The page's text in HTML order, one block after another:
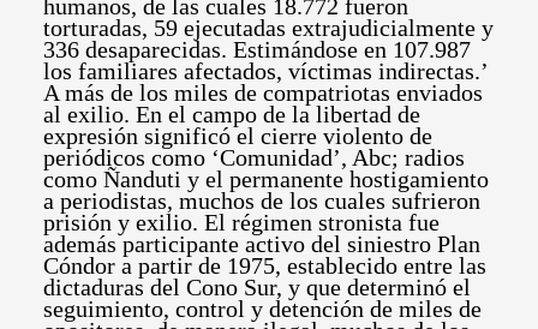
humanos, de las cuales 18.772 fueron
torturadas, 59 ejecutadas extrajudicialmente y
336 desaparecidas. Estimándose en 107.987
los familiares afectados, víctimas indirectas.’
A más de los miles de compatriotas enviados
al exilio. En el campo de la libertad de
expresión significó el cierre violento de
periódicos como ‘Comunidad’, Abc; radios
como Ñanduti y el permanente hostigamiento
a periodistas, muchos de los cuales sufrieron
prisión y exilio. El régimen stronista fue
además participante activo del siniestro Plan
Cóndor a partir de 1975, establecido entre las
dictaduras del Cono Sur, y que determinó el
seguimiento, control y detención de miles de